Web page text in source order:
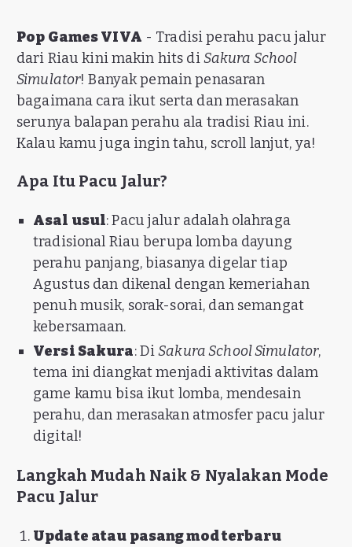
Pop Games VIVA - Tradisi perahu pacu jalur
dari Riau kini makin hits diSakura School
Simulator! Banyak pemain penasaran
bagaimana cara ikut serta dan merasakan
serunya balapan perahu ala tradisi Riau ini.
Kalau kamu juga ingin tahu, scroll lanjut, ya!
Apa Itu Pacu Jalur?
Asal usul: Pacu jalur adalah olahraga
tradisional Riau berupa lomba dayung
perahu panjang, biasanya digelar tiap
Agustus dan dikenal dengan kemeriahan
penuh musik, sorak-sorai, dan semangat
kebersamaan.
Versi Sakura: DiSakura School Simulator,
tema ini diangkat menjadi aktivitas dalam
game kamu bisa ikut lomba, mendesain
perahu, dan merasakan atmosfer pacu jalur
digital!
Langkah Mudah Naik & Nyalakan Mode
Pacu Jalur
Update atau pasang mod terbaru